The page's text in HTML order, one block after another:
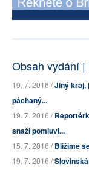
Obsah vydání |
19. 7. 2016 /Jiný kraj,
páchaný...
19. 7. 2016 /
snaží pomluvi...
15. 7. 2016 /Blížíme
19. 7. 2016 /